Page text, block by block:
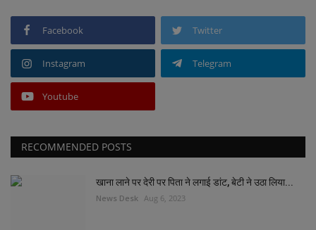
Facebook Twitter
Instagram Telegram
Youtube
RECOMMENDED POSTS
खाना लाने पर देरी पर पिता ने लगाई डांट, बेटी ने उठा लिया...
News Desk Aug 6, 2023